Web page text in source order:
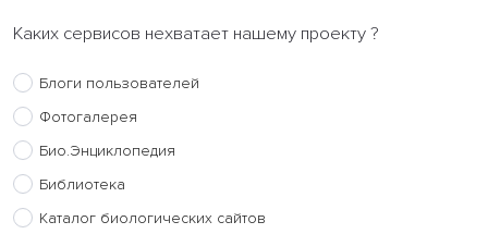
Каких сервисов нехватает нашему проекту ?
Блоги пользователей
Фотогалерея
Био.Энциклопедия
Библиотека
Каталог биологических сайтов